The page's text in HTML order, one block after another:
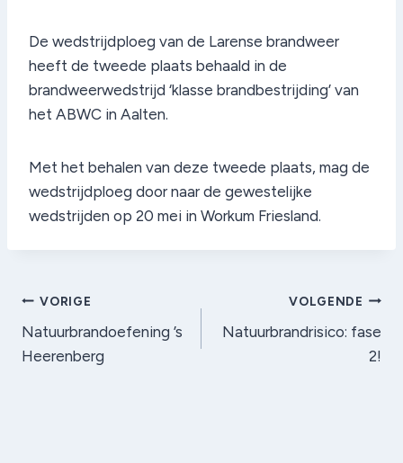
De wedstrijdploeg van de Larense brandweer
heeft de tweede plaats behaald in de
brandweerwedstrijd ‘klasse brandbestrijding’ van
het ABWC in Aalten.
Met het behalen van deze tweede plaats, mag de
wedstrijdploeg door naar de gewestelijke
wedstrijden op 20 mei in Workum Friesland.
Bericht
navigatie
VORIGE
Natuurbrandoefening ’s
Heerenberg
VOLGENDE
Natuurbrandrisico: fase
2!